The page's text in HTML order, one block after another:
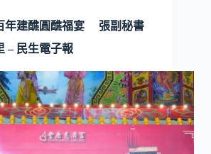
年建醮圓醮福宴 張副秘書
– 民生電子報